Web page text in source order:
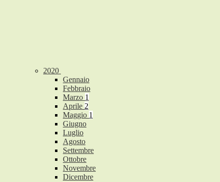
2020
Gennaio
Febbraio
Marzo 1
Aprile 2
Maggio 1
Giugno
Luglio
Agosto
Settembre
Ottobre
Novembre
Dicembre